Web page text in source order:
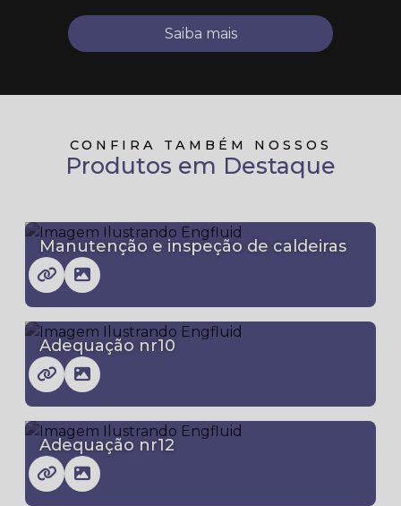
Saiba mais
CONFIRA TAMBÉM NOSSOS
Produtos em Destaque
Manutenção e inspeção de caldeiras
Adequação nr10
Adequação nr12